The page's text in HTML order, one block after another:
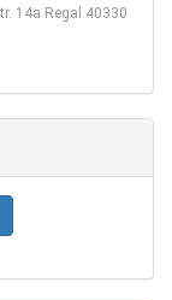
14a Regal 40330